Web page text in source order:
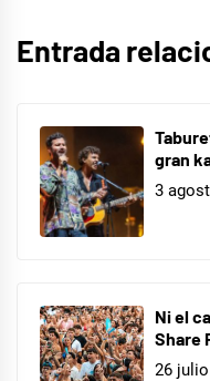
Entrada
gran
3
Ni el
Share
26